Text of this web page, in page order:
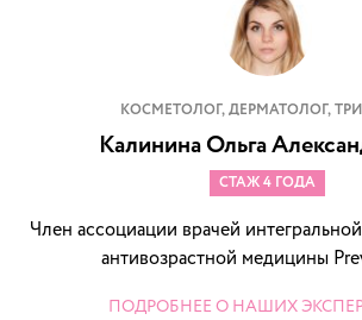
КОСМЕТОЛОГ, ДЕРМАТОЛОГ,
Калинина Ольга
СТАЖ 4 ГОДА
Член ассоциации врачей
антивозрастной медицины
ПОДРОБНЕЕ О НАШИХ